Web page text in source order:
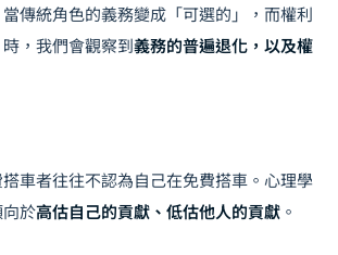
傳統角色的義務變成「可選的」，而權利
，我們會觀察到義務的普遍退化，以及權
車者往往不認為自己在免費搭車。心理學
於高估自己的貢獻、低估他人的貢獻 。